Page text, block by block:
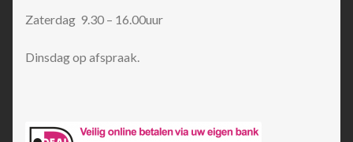
Zaterdag 9.30 – 16.00uur
Dinsdag op afspraak.